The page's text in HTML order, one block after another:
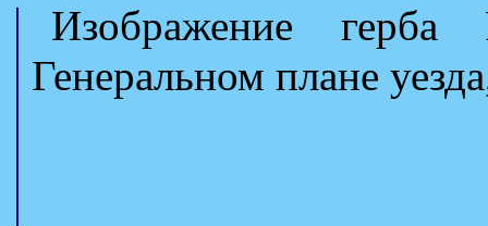
Изображение герба
Генеральном плане